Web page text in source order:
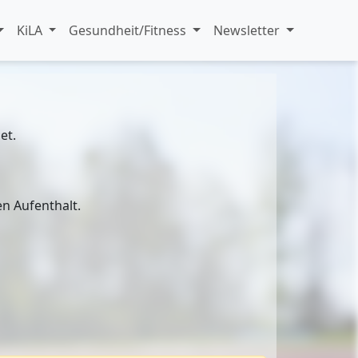
KiLA Gesundheit/Fitness Newsletter
Aufenthalt.